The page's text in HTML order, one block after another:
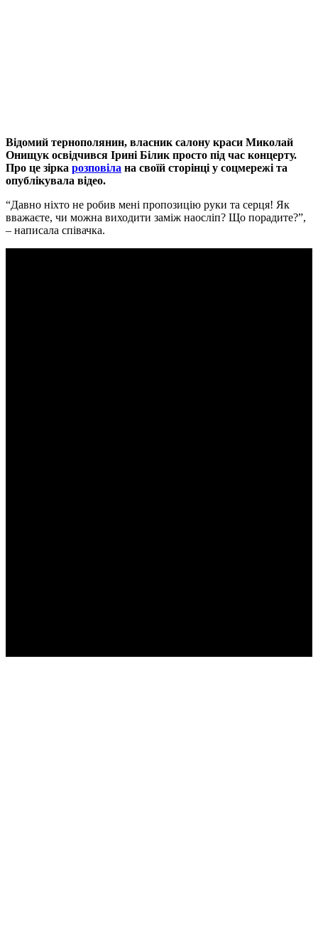
Відомий тернополянин, власник салону краси Миколай
Онищук освідчився Ірині Білик просто під час концерту.
Про це зірка розповіла на своїй сторінці у соцмережі та
опублікувала відео.
“Давно ніхто не робив мені пропозицію руки та серця! Як
вважаєте, чи можна виходити заміж наосліп? Що порадите?”,
– написала співачка.